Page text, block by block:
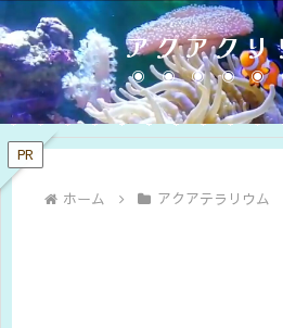
アクアクリ
PR
ホーム アクアテラリウム